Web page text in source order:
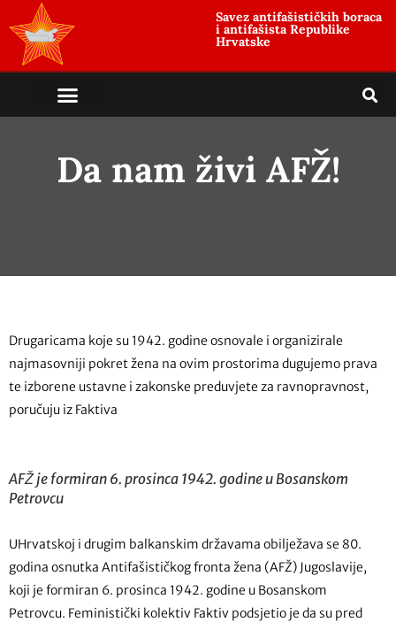
Savez antifašističkih boraca
i antifašista Republike
Hrvatske
Da nam živi AFŽ!
Drugaricama koje su 1942. godine osnovale i organizirale
najmasovniji pokret žena na ovim prostorima dugujemo prava
te izborene ustavne i zakonske preduvjete za ravnopravnost,
poručuju iz Faktiva
AFŽ je formiran 6. prosinca 1942. godine u Bosanskom
Petrovcu
UHrvatskoj i drugim balkanskim državama obilježava se 80.
godina osnutka Antifašističkog fronta žena (AFŽ) Jugoslavije,
koji je formiran 6. prosinca 1942. godine u Bosanskom
Petrovcu. Feministički kolektiv Faktiv podsjetio je da su pred